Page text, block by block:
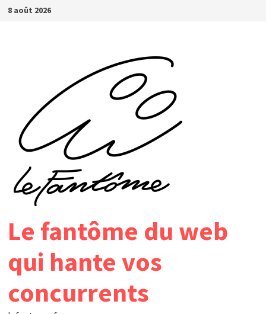
Passer
8 août 2026
Le fantôme du web
qui hante vos
concurrents